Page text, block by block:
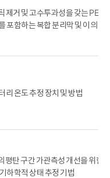
제거 및 고수투과성을 갖는 PEG
포함하는 복합 분리막 및 이의 제
리 온도 추정 장치 및 방법
평탄 구간 가관측성 개선을 위한
하학적 상태 추정 기법